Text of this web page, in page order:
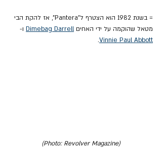
= בשנת 1982 הוא הצטרף ל"Pantera", אז להקת הבי
מטאל שהוקמה על ידי האחים Dimebag Darrell ו-
Vinnie Paul Abbott
.
(Photo: Revolver Magazine)